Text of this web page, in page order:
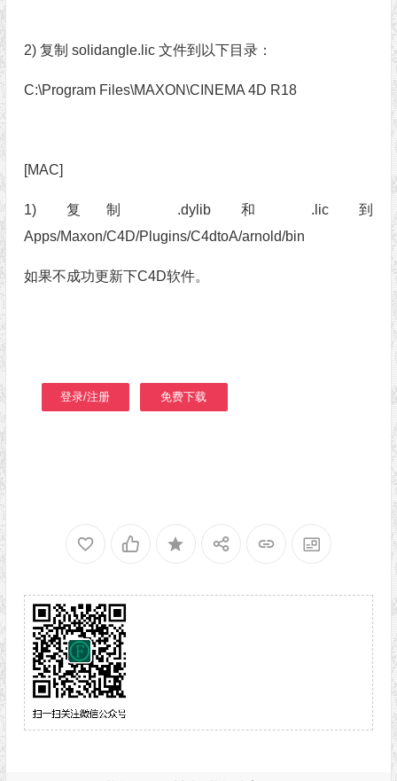
2) 复制 solidangle.lic 文件到以下目录：
C:\Program Files\MAXON\CINEMA 4D R18
[MAC]
1) 复制 .dylib 和 .lic 到
Apps/Maxon/C4D/Plugins/C4dtoA/arnold/bin
如果不成功更新下C4D软件。
登录/注册 免费下载